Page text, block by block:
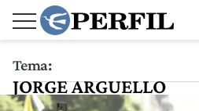
Tema:
JORGE ARGUELLO